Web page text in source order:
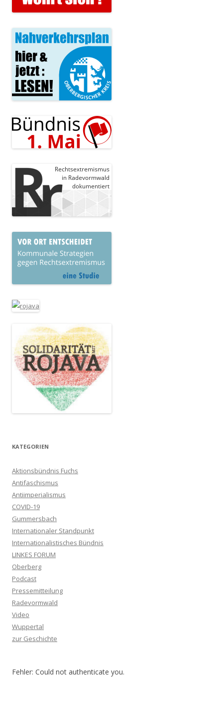
KATEGORIEN
Aktionsbündnis Fuchs
Antifaschismus
Antiimperialismus
COVID-19
Gummersbach
Internationaler Standpunkt
Internationalistisches Bündnis
LINKES FORUM
Oberberg
Podcast
Pressemitteilung
Radevormwald
Video
Wuppertal
zur Geschichte
Fehler: Could not authenticate you.